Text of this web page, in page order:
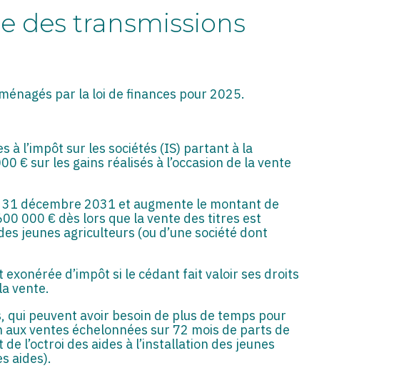
des transmissions
par la loi de finances pour 2025.
à l’impôt sur les sociétés (IS) partant à la
€ sur les gains réalisés à l’occasion de la vente
décembre 2031 et augmente le montant de
000 € dès lors que la vente des titres est
jeunes agriculteurs (ou d’une société dont
d’impôt si le cédant fait valoir ses droits
vente.
peuvent avoir besoin de plus de temps pour
ventes échelonnées sur 72 mois de parts de
l’octroi des aides à l’installation des jeunes
aides).